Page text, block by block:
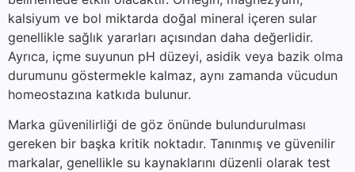
kalsiyum ve bol miktarda doğal mineral içeren sular
genellikle sağlık yararları açısından daha değerlidir.
Ayrıca, içme suyunun pH düzeyi, asidik veya bazik olma
durumunu göstermekle kalmaz, aynı zamanda vücudun
homeostazına katkıda bulunur.
Marka güvenilirliği de göz önünde bulundurulması
gereken bir başka kritik noktadır. Tanınmış ve güvenilir
markalar, genellikle su kaynaklarını düzenli olarak test